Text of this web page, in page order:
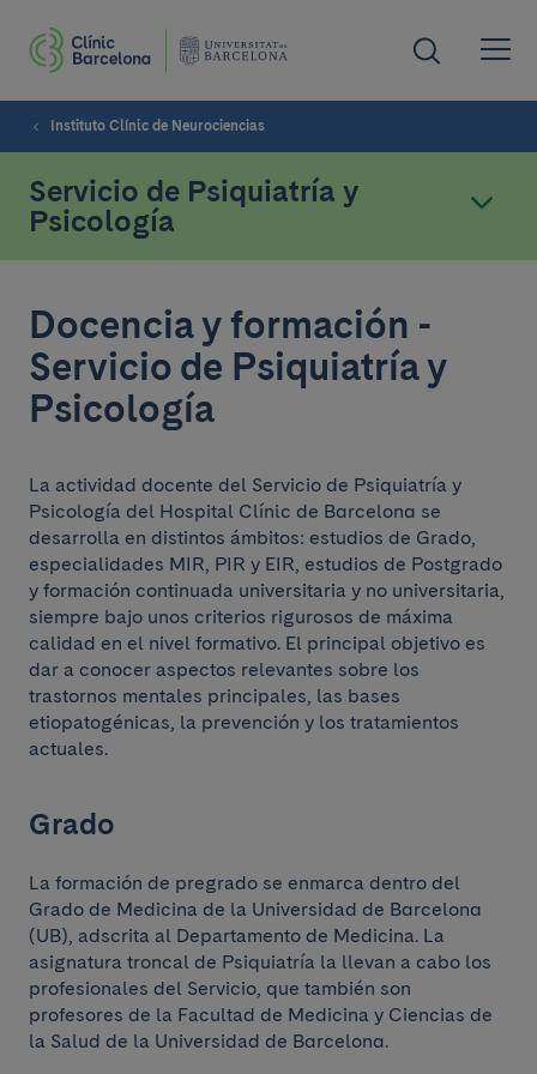
Instituto Clínic de Neurociencias
Servicio de Psiquiatría y
Psicología
Docencia y Formación
Docencia y formación -
Servicio de Psiquiatría y
Psicología
La actividad docente del Servicio de Psiquiatría y
Psicología del Hospital Clínic de Barcelona se
desarrolla en distintos ámbitos: estudios de Grado,
especialidades MIR, PIR y EIR, estudios de Postgrado
y formación continuada universitaria y no universitaria,
siempre bajo unos criterios rigurosos de máxima
calidad en el nivel formativo. El principal objetivo es
dar a conocer aspectos relevantes sobre los
trastornos mentales principales, las bases
etiopatogénicas, la prevención y los tratamientos
actuales.
Grado
La formación de pregrado se enmarca dentro del
Grado de Medicina de la Universidad de Barcelona
(UB), adscrita al Departamento de Medicina. La
asignatura troncal de Psiquiatría la llevan a cabo los
profesionales del Servicio, que también son
profesores de la Facultad de Medicina y Ciencias de
la Salud de la Universidad de Barcelona.